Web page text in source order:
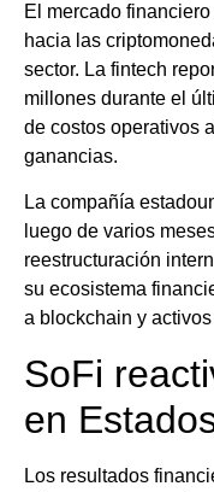
El mercado
hacia las
sector. La fintech
millones durante el
de costos operativos
ganancias.
La compañía
luego de varios
reestructuración
su ecosistema
a blockchain y
SoFi
en
Los resultados